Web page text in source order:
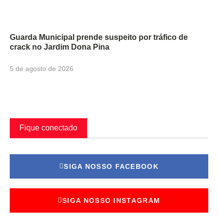
Guarda Municipal prende suspeito por tráfico de
crack no Jardim Dona Pina
5 de agosto de 2026
Fique conectado
SIGA NOSSO FACEBOOK
SIGA NOSSO INSTAGRAM